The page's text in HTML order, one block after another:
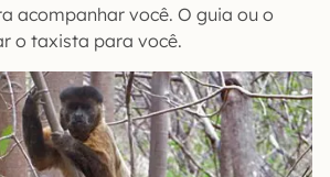
acompanhar você. O guia ou o
o taxista para você.